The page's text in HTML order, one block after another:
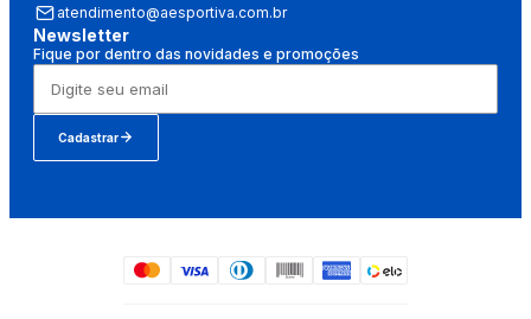
atendimento@aesportiva.com.br
Newsletter
Fique por dentro das novidades e promoções
Cadastrar